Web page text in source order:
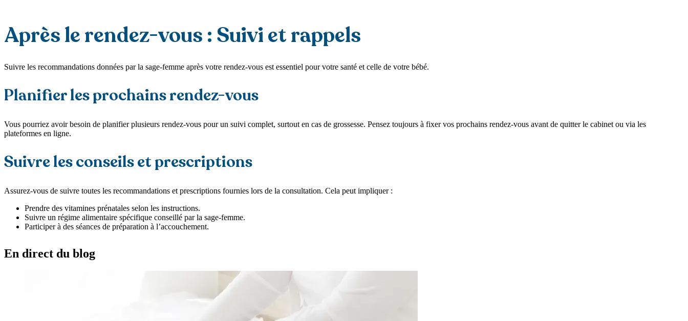
Après le rendez-vous : Suivi et rappels
Suivre les recommandations données par la sage-femme après votre rendez-vous est essentiel pour votre santé et celle de votre bébé.
Planifier les prochains rendez-vous
Vous pourriez avoir besoin de planifier plusieurs rendez-vous pour un suivi complet, surtout en cas de grossesse. Pensez toujours à fixer vos prochains rendez-vous avant de quitter le cabinet ou via les
plateformes en ligne.
Suivre les conseils et prescriptions
Assurez-vous de suivre toutes les recommandations et prescriptions fournies lors de la consultation. Cela peut impliquer :
Prendre des vitamines prénatales selon les instructions.
Suivre un régime alimentaire spécifique conseillé par la sage-femme.
Participer à des séances de préparation à l’accouchement.
En direct du blog